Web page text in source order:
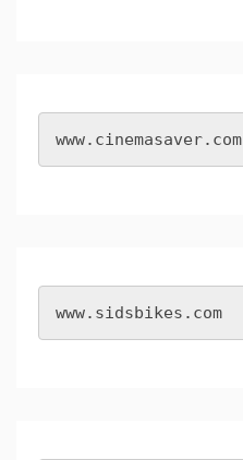
www.cinemasaver.com
www.sidsbikes.com